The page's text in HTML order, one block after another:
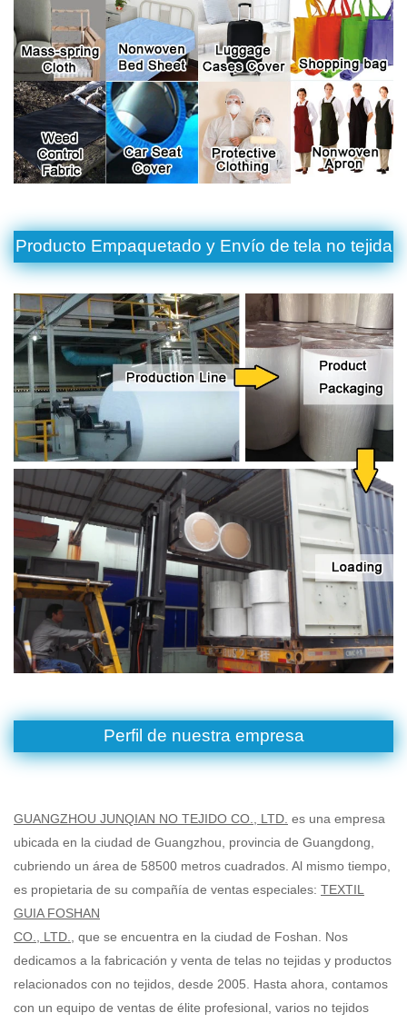
Producto Empaquetado y Envío de tela no tejida
Perfil de nuestra empresa
GUANGZHOU JUNQIAN NO TEJIDO CO., LTD. es una empresa
ubicada en la ciudad de Guangzhou, provincia de Guangdong,
cubriendo un área de 58500 metros cuadrados. Al mismo tiempo,
es propietaria de su compañía de ventas especiales: TEXTIL
GUIA FOSHAN
CO., LTD.
, que se encuentra en la ciudad de Foshan. Nos
dedicamos a la fabricación y venta de telas no tejidas y productos
relacionados con no tejidos, desde 2005. Hasta ahora, contamos
con un equipo de ventas de élite profesional, varios no tejidos